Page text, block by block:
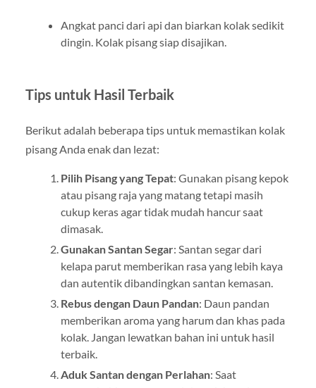
Angkat panci dari api dan biarkan kolak sedikit
dingin. Kolak pisang siap disajikan.
Tips untuk Hasil Terbaik
Berikut adalah beberapa tips untuk memastikan kolak
pisang Anda enak dan lezat:
Pilih Pisang yang Tepat: Gunakan pisang kepok
atau pisang raja yang matang tetapi masih
cukup keras agar tidak mudah hancur saat
dimasak.
Gunakan Santan Segar: Santan segar dari
kelapa parut memberikan rasa yang lebih kaya
dan autentik dibandingkan santan kemasan.
Rebus dengan Daun Pandan: Daun pandan
memberikan aroma yang harum dan khas pada
kolak. Jangan lewatkan bahan ini untuk hasil
terbaik.
Aduk Santan dengan Perlahan: Saat